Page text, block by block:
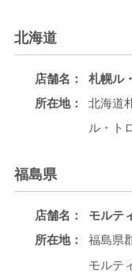
北海道
店舗名：
札幌ル
所在地：
北海道
ル・ト
福島県
店舗名：
モルテ
所在地：
福島県
モルテ